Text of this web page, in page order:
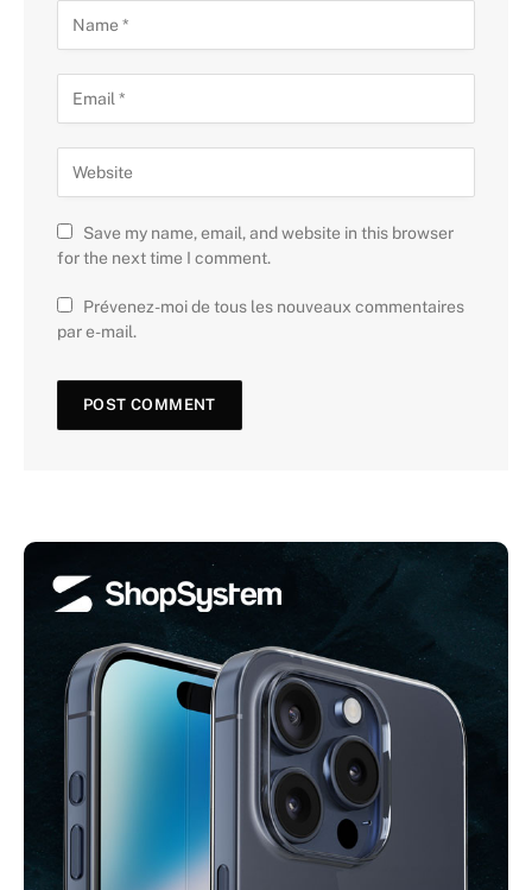
Save my name, email, and website in this browser
for the next time I comment.
Prévenez-moi de tous les nouveaux commentaires
par e-mail.